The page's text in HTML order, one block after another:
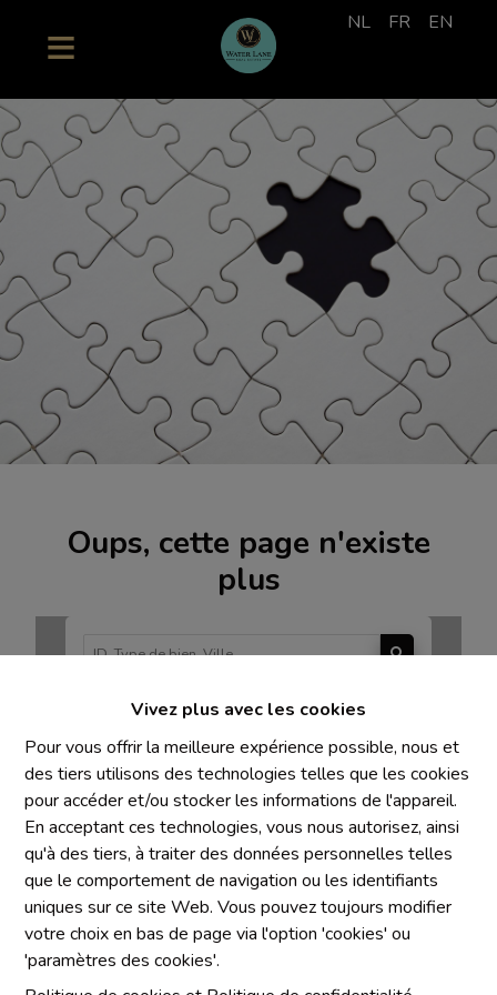
Vivez plus avec les cookies
Pour vous offrir la meilleure expérience possible, nous et
des tiers utilisons des technologies telles que les cookies
pour accéder et/ou stocker les informations de l'appareil.
En acceptant ces technologies, vous nous autorisez, ainsi
qu'à des tiers, à traiter des données personnelles telles
que le comportement de navigation ou les identifiants
uniques sur ce site Web. Vous pouvez toujours modifier
votre choix en bas de page via l'option 'cookies' ou
'paramètres des cookies'.
NL FR EN
Oups, cette page n'existe
plus
À Vendre À Louer
Mentions obligatoires
Chaque agence est juridiquement et financièrement
indépendante
SRL IMMO Water Lane - TVA BE 0755330288